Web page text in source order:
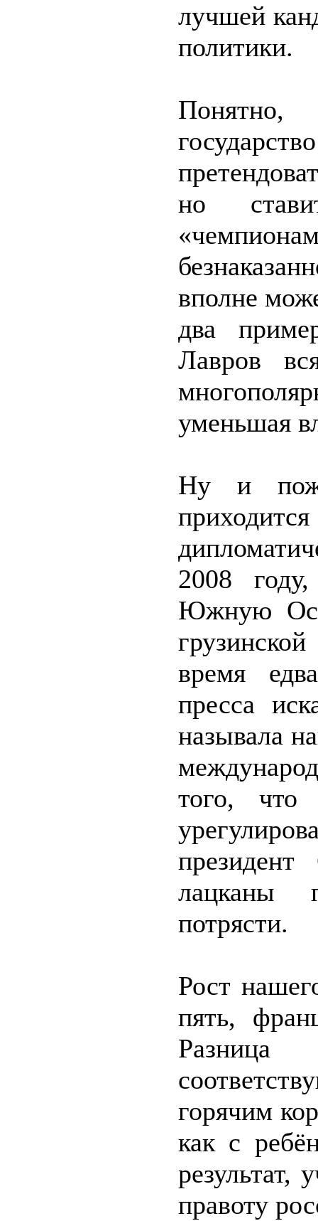
лучшей
политики.
Понятно,
но
вполне
два
Лавров
уменьшая
Ну и
2008
Южную
время
пресса
называла
того, что
лацканы
потрясти.
Рост
пять,
горячим
как с
результат,
правоту